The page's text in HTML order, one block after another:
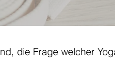
die Frage welcher